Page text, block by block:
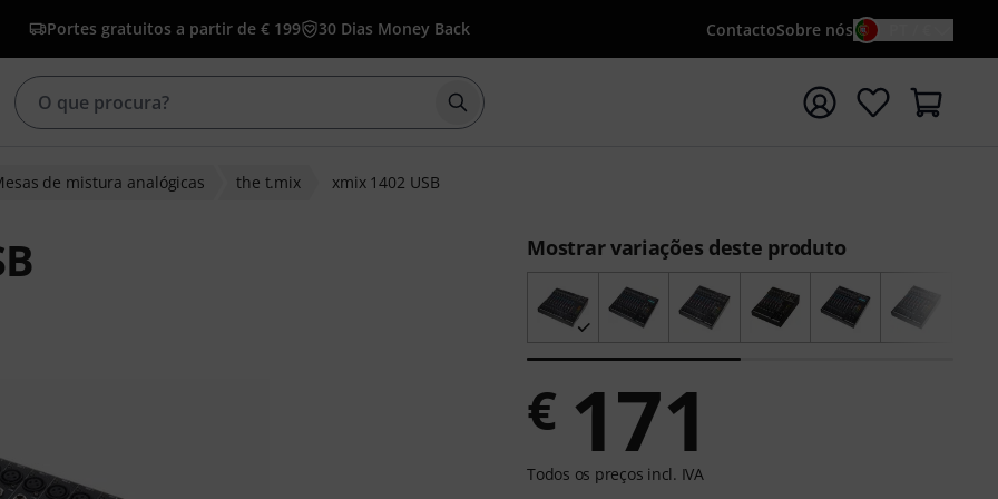
Portes gratuitos a partir de € 199 30 Dias Money Back ContactoSobre nós
Iniciar pesquisa com o termo de pesquisa {searchTerm}
de mistura analógicas the t.mix xmix 1402 USB
Mostrar variações deste produto
€ 171
Todos os preços incl. IVA